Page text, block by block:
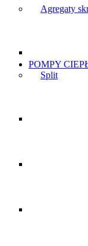
Agregaty
POMPY
Split